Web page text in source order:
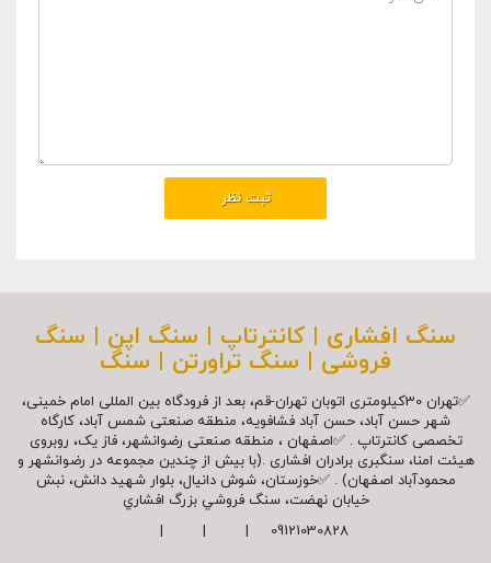
سنگ افشاری | کانترتاپ | سنگ اپن | سنگ
فروشی | سنگ تراورتن | سنگ
✅تهران 30کیلومتری اتوبان تهران-قم، بعد از فرودگاه بین المللی امام خمینی،
شهر حسن آباد، حسن آباد فشافویه، منطقه صنعتی شمس آباد، کارگاه
تخصصی کانترتاپ . ✅اصفهان ، منطقه صنعتی رضوانشهر، فاز یک، روبروی
هیئت امنا، سنگبری برادران افشاری .(با بیش از چندین مجموعه در رضوانشهر و
محمودآباد اصفهان) . ✅خوزستان، شوش دانیال، بلوار شهيد دانش، نبش
خیابان نهضت، سنگ فروشي بزرگ افشاري
09121030828 | | |